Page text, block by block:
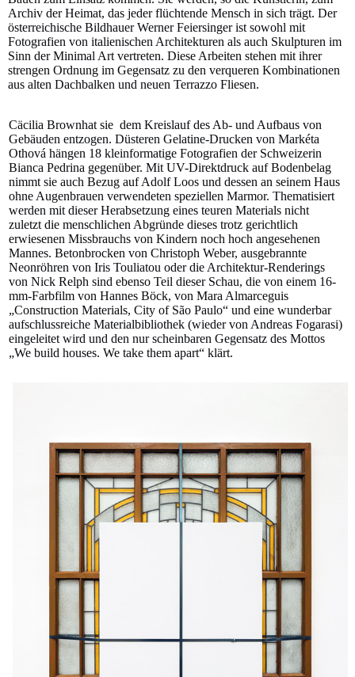
Archiv der Heimat, das jeder flüchtende Mensch in sich trägt. Der
österreichische Bildhauer Werner Feiersinger ist sowohl mit
Fotografien von italienischen Architekturen als auch Skulpturen im
Sinn der Minimal Art vertreten. Diese Arbeiten stehen mit ihrer
strengen Ordnung im Gegensatz zu den verqueren Kombinationen
aus alten Dachbalken und neuen Terrazzo Fliesen.
Cäcilia Brownhat sie dem Kreislauf des Ab- und Aufbaus von
Gebäuden entzogen. Düsteren Gelatine-Drucken von Markéta
Othová hängen 18 kleinformatige Fotografien der Schweizerin
Bianca Pedrina gegenüber. Mit UV-Direktdruck auf Bodenbelag
nimmt sie auch Bezug auf Adolf Loos und dessen an seinem Haus
ohne Augenbrauen verwendeten speziellen Marmor. Thematisiert
werden mit dieser Herabsetzung eines teuren Materials nicht
zuletzt die menschlichen Abgründe dieses trotz gerichtlich
erwiesenen Missbrauchs von Kindern noch hoch angesehenen
Mannes. Betonbrocken von Christoph Weber, ausgebrannte
Neonröhren von Iris Touliatou oder die Architektur-Renderings
von Nick Relph sind ebenso Teil dieser Schau, die von einem 16-
mm-Farbfilm von Hannes Böck, von Mara Almarceguis
„Construction Materials, City of São Paulo“ und eine wunderbar
aufschlussreiche Materialbibliothek (wieder von Andreas Fogarasi)
eingeleitet wird und den nur scheinbaren Gegensatz des Mottos
„We build houses. We take them apart“ klärt.